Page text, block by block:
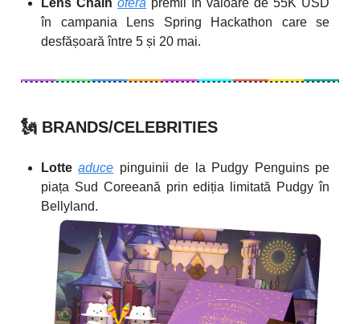
Lens Chain oferă premii în valoare de 55K USD
în campania Lens Spring Hackathon care se
desfășoară între 5 și 20 mai.
🗽 BRANDS/CELEBRITIES
Lotte aduce pinguinii de la Pudgy Penguins pe
piața Sud Coreeană prin ediția limitată Pudgy în
Bellyland.